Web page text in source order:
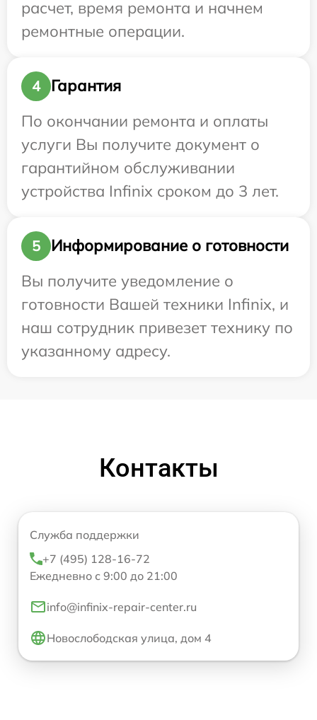
расчет, время ремонта и начнем
ремонтные операции.
4
Гарантия
По окончании ремонта и оплаты
услуги Вы получите документ о
гарантийном обслуживании
устройства Infinix сроком до 3 лет.
5
Информирование о готовности
Вы получите уведомление о
готовности Вашей техники Infinix, и
наш сотрудник привезет технику по
указанному адресу.
Контакты
Служба поддержки
+7 (495) 128-16-72
Ежедневно с 9:00 до 21:00
info@infinix-repair-center.ru
Новослободская улица, дом 4